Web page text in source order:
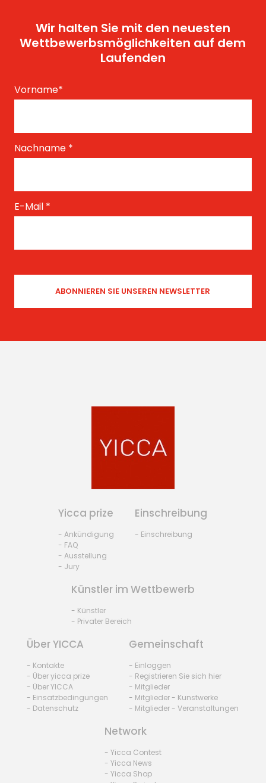
Wir halten Sie mit den neuesten
Wettbewerbsmöglichkeiten auf dem
Laufenden
Vorname*
Nachname *
E-Mail *
Yicca prize
- Ankündigung
- FAQ
- Ausstellung
- Jury
Einschreibung
- Einschreibung
Künstler im Wettbewerb
- Künstler
- Privater Bereich
Über YICCA
- Kontakte
- Über yicca prize
- Über YICCA
- Einsatzbedingungen
- Datenschutz
Gemeinschaft
- Einloggen
- Registrieren Sie sich hier
- Mitglieder
- Mitglieder - Kunstwerke
- Mitglieder - Veranstaltungen
Network
- Yicca Contest
- Yicca News
- Yicca Shop